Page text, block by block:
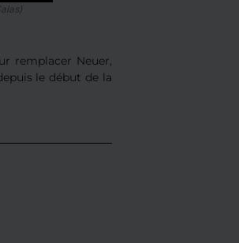
remplacer Neuer,
le début de la